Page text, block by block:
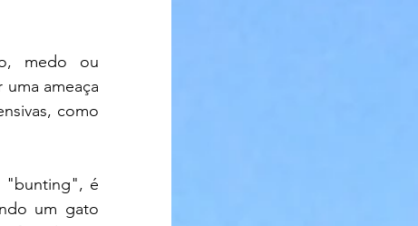
medo ou
ameaça
como
"bunting", é
um gato